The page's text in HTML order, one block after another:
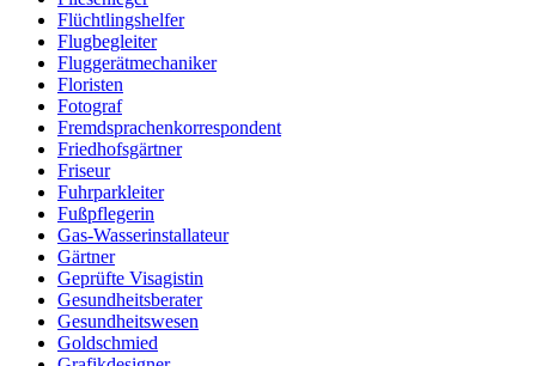
Flüchtlingshelfer
Flugbegleiter
Fluggerätmechaniker
Floristen
Fotograf
Fremdsprachenkorrespondent
Friedhofsgärtner
Friseur
Fuhrparkleiter
Fußpflegerin
Gas-Wasserinstallateur
Gärtner
Geprüfte Visagistin
Gesundheitsberater
Gesundheitswesen
Goldschmied